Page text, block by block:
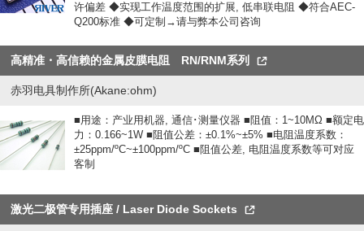
许偏差 ◆实现工作温度范围的扩展, 低串联电阻 ◆符合AEC-
Q200标准 ◆可定制→请与弊本公司咨询
高精准・高信赖的金属皮膜电阻 RN/RNM系列
赤羽电具制作所(Akane:ohm)
■用途：产业用机器, 通信･测量仪器 ■阻值：1~10MΩ ■额定电
力：0.166~1W ■阻值公差：±0.1%~±5% ■电阻温度系数：
±25ppm/ºC~±100ppm/ºC ■阻值公差, 电阻温度系数等可对应
客制
激光二极管专用插座 / Laser Diode Sockets